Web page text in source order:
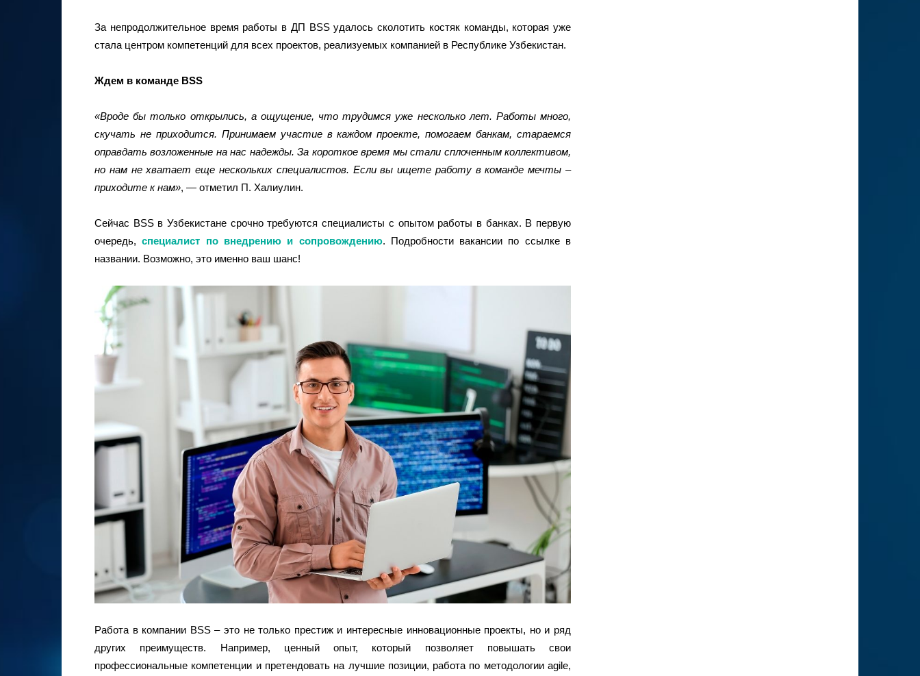
За непродолжительное время работы в ДП BSS удалось сколотить костяк команды, которая уже
стала центром компетенций для всех проектов, реализуемых компанией в Республике Узбекистан.
Ждем в команде BSS
«Вроде бы только открылись, а ощущение, что трудимся уже несколько лет. Работы много,
скучать не приходится. Принимаем участие в каждом проекте, помогаем банкам, стараемся
оправдать возложенные на нас надежды. За короткое время мы стали сплоченным коллективом,
но нам не хватает еще нескольких специалистов. Если вы ищете работу в команде мечты –
приходите к нам», — отметил П. Халиулин.
Сейчас BSS в Узбекистане срочно требуются специалисты с опытом работы в банках. В первую
очередь,специалист по внедрению и сопровождению. Подробности вакансии по ссылке в
названии. Возможно, это именно ваш шанс!
Работа в компании BSS – это не только престиж и интересные инновационные проекты, но и ряд
других преимуществ. Например, ценный опыт, который позволяет повышать свои
профессиональные компетенции и претендовать на лучшие позиции, работа по методологии agile,